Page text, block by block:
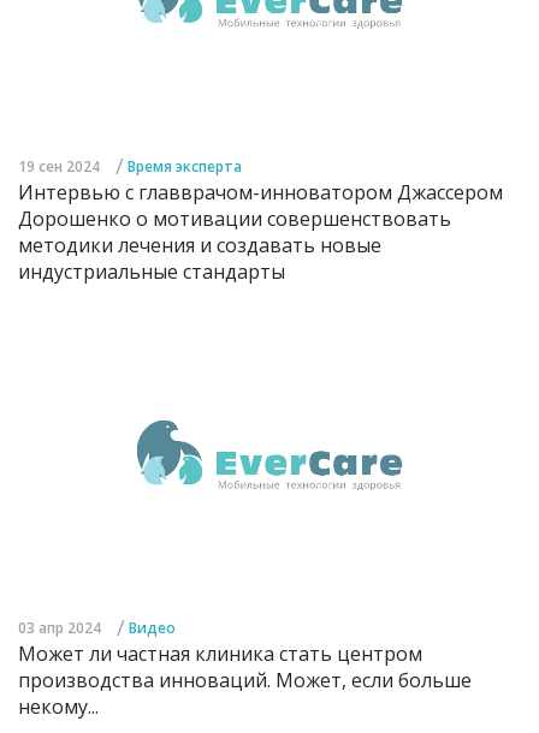
19 сен 2024 / Время эксперта
Интервью с главврачом-инноватором Джассером
Дорошенко о мотивации совершенствовать
методики лечения и создавать новые
индустриальные стандарты
03 апр 2024 / Видео
Может ли частная клиника стать центром
производства инноваций. Может, если больше
некому...